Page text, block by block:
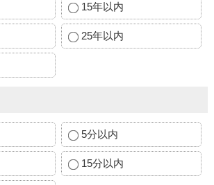
15年以内
25年以内
5分以内
15分以内